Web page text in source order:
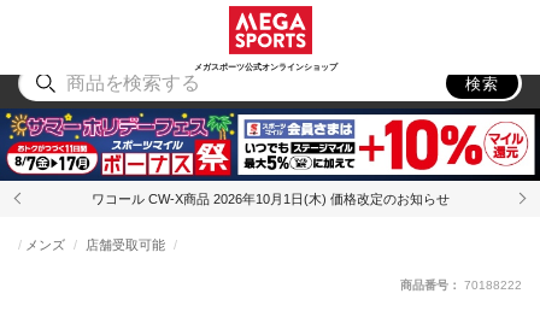
メガスポーツ公式オンラインショップ
アウトドア
検索
ワコール CW-X商品 2026年10月1日(木) 価格改定のお知らせ
メンズ 店舗受取可能
商品番号： 70188222